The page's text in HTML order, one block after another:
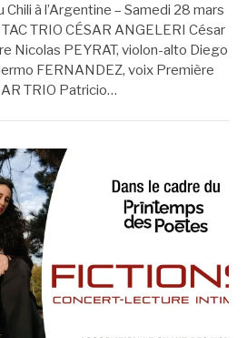
Chili à l’Argentine – Samedi 28 mars
TRIO CÉSAR ANGELERI César
Nicolas PEYRAT, violon-alto Diego
FERNANDEZ, voix Première
TRIO Patricio…